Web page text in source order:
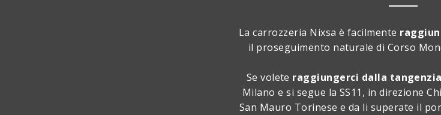
La carrozzeria Nixsa è facilmente
il proseguimento naturale di Corso
Se volete raggiungerci dalla
Milano e si segue la SS11, in direzione
San Mauro Torinese e da li superate il